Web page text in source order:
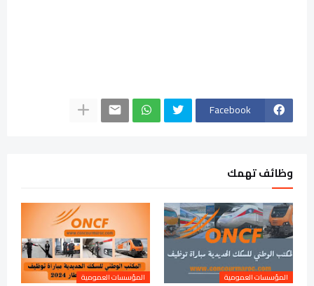
Facebook
وظائف تهمك
المؤسسات العمومية المؤسسات العمومية